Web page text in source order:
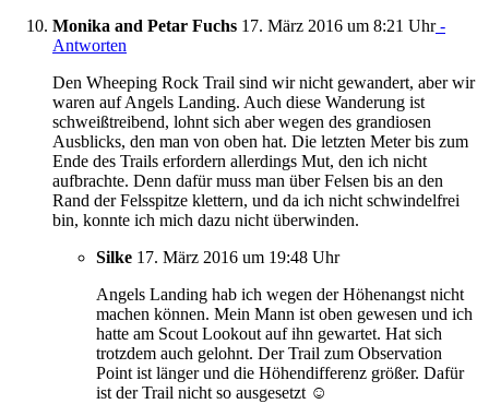
Monika and Petar Fuchs 17. März 2016 um 8:21 Uhr-
Antworten
Den Wheeping Rock Trail sind wir nicht gewandert, aber wir
waren auf Angels Landing. Auch diese Wanderung ist
schweißtreibend, lohnt sich aber wegen des grandiosen
Ausblicks, den man von oben hat. Die letzten Meter bis zum
Ende des Trails erfordern allerdings Mut, den ich nicht
aufbrachte. Denn dafür muss man über Felsen bis an den
Rand der Felsspitze klettern, und da ich nicht schwindelfrei
bin, konnte ich mich dazu nicht überwinden.
Silke 17. März 2016 um 19:48 Uhr
Angels Landing hab ich wegen der Höhenangst nicht
machen können. Mein Mann ist oben gewesen und ich
hatte am Scout Lookout auf ihn gewartet. Hat sich
trotzdem auch gelohnt. Der Trail zum Observation
Point ist länger und die Höhendifferenz größer. Dafür
ist der Trail nicht so ausgesetzt ☺